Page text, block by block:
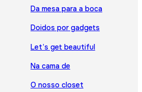
Da mesa para a boca
Doidos por gadgets
Let’s get beautiful
Na cama de
O nosso closet